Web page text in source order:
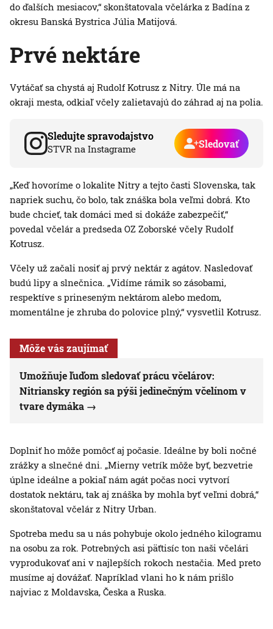
do ďalších mesiacov,“ skonštatovala včelárka z Badína z
okresu Banská Bystrica Júlia Matijová.
Prvé nektáre
Vytáčať sa chystá aj Rudolf Kotrusz z Nitry. Úle má na
okraji mesta, odkiaľ včely zalietavajú do záhrad aj na polia.
Sledujte spravodajstvo
STVR na Instagrame Sledovať
„Keď hovoríme o lokalite Nitry a tejto časti Slovenska, tak
napriek suchu, čo bolo, tak znáška bola veľmi dobrá. Kto
bude chcieť, tak domáci med si dokáže zabezpečiť,“
povedal včelár a predseda OZ Zoborské včely Rudolf
Kotrusz.
Včely už začali nosiť aj prvý nektár z agátov. Nasledovať
budú lipy a slnečnica. „Vidíme rámik so zásobami,
respektíve s prineseným nektárom alebo medom,
momentálne je zhruba do polovice plný,“ vysvetlil Kotrusz.
Môže vás zaujímať
Umožňuje ľuďom sledovať prácu včelárov:
Nitriansky región sa pýši jedinečným včelínom v
tvare dymáka
Doplniť ho môže pomôcť aj počasie. Ideálne by boli nočné
zrážky a slnečné dni. „Mierny vetrík môže byť, bezvetrie
úplne ideálne a pokiaľ nám agát počas noci vytvorí
dostatok nektáru, tak aj znáška by mohla byť veľmi dobrá,“
skonštatoval včelár z Nitry Urban.
Spotreba medu sa u nás pohybuje okolo jedného kilogramu
na osobu za rok. Potrebných asi päťtisíc ton naši včelári
vyprodukovať ani v najlepších rokoch nestačia. Med preto
musíme aj dovážať. Napríklad vlani ho k nám prišlo
najviac z Moldavska, Česka a Ruska.